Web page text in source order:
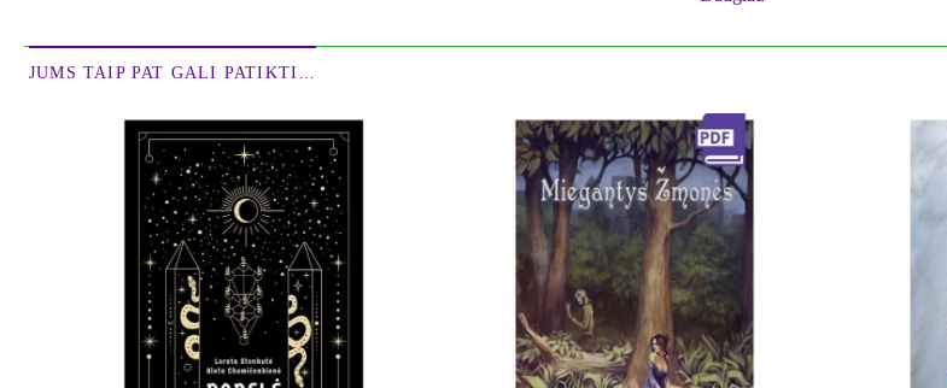
- O tu pati skaitei? – pasitikslino režisierius.
- Ne, šitos dar neskaičiau. Visi jos bestseleriai puikūs, tikiu, kad verta statyti filmą, bet ar tikrai pasirinkai teisingai?
- Paskaityk, Eva. Tu suprasi. Kas gali būti aktualiau? Ir paskubėk. Bijau, kad mes būsime ne vieninteliai, norintys
- Gerai. Pažadu šiandien pat įsigyti tą knygą.
- Ir šiandien pat pradėk ieškoti autorės.
- O tai bus tikra problema... Maiklai, tu juk žinai, kad ji slepiasi. Nėra nė vieno jos interviu, nė vienos jos
triukas? Tai intriguoja žmones, todėl jie geriau perka jos knygas? Kaip manai?
JUMS TAIP PAT GALI PATIKTI…